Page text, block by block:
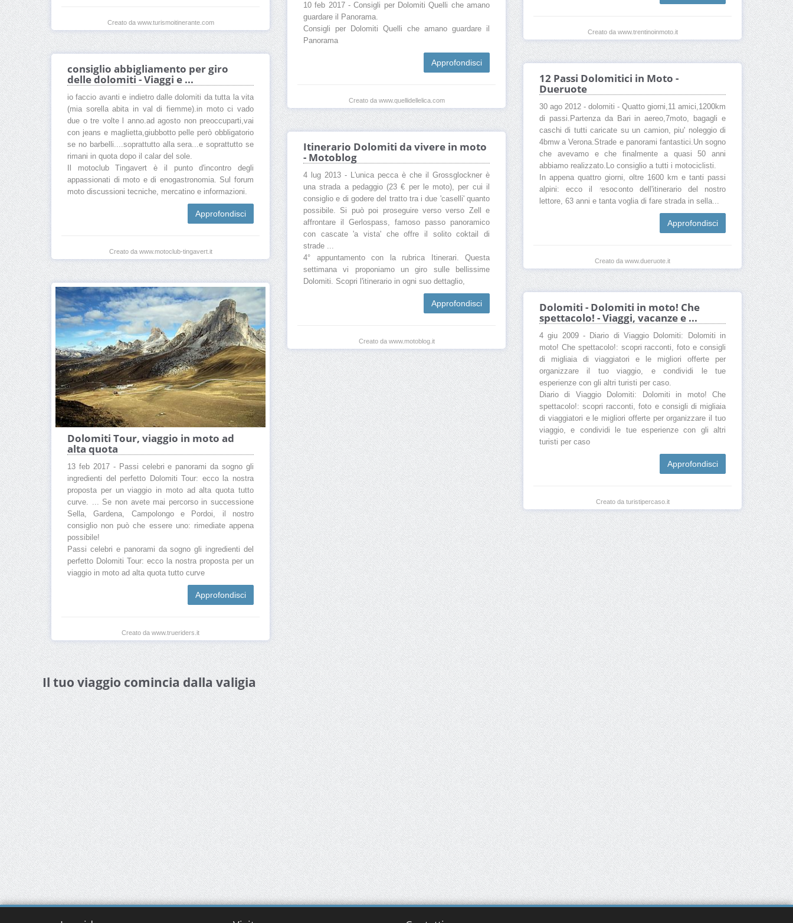
Creato da www.trentinoinmoto.it
Creato da www.turismoitinerante.com
10 feb 2017 - Consigli per Dolomiti Quelli che amano
guardare il Panorama.
Consigli per Dolomiti Quelli che amano guardare il
Panorama
Approfondisci
Creato da www.quellidellelica.com
consiglio abbigliamento per giro
delle dolomiti - Viaggi e ...
io faccio avanti e indietro dalle dolomiti da tutta la vita
(mia sorella abita in val di fiemme).in moto ci vado
due o tre volte l anno.ad agosto non preoccuparti,vai
con jeans e maglietta,giubbotto pelle però obbligatorio
se no barbelli....soprattutto alla sera...e soprattutto se
rimani in quota dopo il calar del sole.
Il motoclub Tingavert è il punto d'incontro degli
appassionati di moto e di enogastronomia. Sul forum
moto discussioni tecniche, mercatino e informazioni.
Approfondisci
Creato da www.motoclub-tingavert.it
12 Passi Dolomitici in Moto -
Dueruote
30 ago 2012 - dolomiti - Quatto giorni,11 amici,1200km
di passi.Partenza da Bari in aereo,7moto, bagagli e
caschi di tutti caricate su un camion, piu' noleggio di
4bmw a Verona.Strade e panorami fantastici.Un sogno
che avevamo e che finalmente a quasi 50 anni
abbiamo realizzato.Lo consiglio a tutti i motociclisti.
In appena quattro giorni, oltre 1600 km e tanti passi
alpini: ecco il resoconto dell'itinerario del nostro
lettore, 63 anni e tanta voglia di fare strada in sella...
Approfondisci
Creato da www.dueruote.it
Itinerario Dolomiti da vivere in moto
- Motoblog
4 lug 2013 - L'unica pecca è che il Grossglockner è
una strada a pedaggio (23 € per le moto), per cui il
consiglio e di godere del tratto tra i due 'caselli' quanto
possibile. Si può poi proseguire verso verso Zell e
affrontare il Gerlospass, famoso passo panoramico
con cascate 'a vista' che offre il solito coktail di
strade ...
4° appuntamento con la rubrica Itinerari. Questa
settimana vi proponiamo un giro sulle bellissime
Dolomiti. Scopri l'itinerario in ogni suo dettaglio,
Approfondisci
Creato da www.motoblog.it
Dolomiti Tour, viaggio in moto ad
alta quota
13 feb 2017 - Passi celebri e panorami da sogno gli
ingredienti del perfetto Dolomiti Tour: ecco la nostra
proposta per un viaggio in moto ad alta quota tutto
curve. ... Se non avete mai percorso in successione
Sella, Gardena, Campolongo e Pordoi, il nostro
consiglio non può che essere uno: rimediate appena
possibile!
Passi celebri e panorami da sogno gli ingredienti del
perfetto Dolomiti Tour: ecco la nostra proposta per un
viaggio in moto ad alta quota tutto curve
Approfondisci
Creato da www.trueriders.it
Dolomiti - Dolomiti in moto! Che
spettacolo! - Viaggi, vacanze e ...
4 giu 2009 - Diario di Viaggio Dolomiti: Dolomiti in
moto! Che spettacolo!: scopri racconti, foto e consigli
di migliaia di viaggiatori e le migliori offerte per
organizzare il tuo viaggio, e condividi le tue
esperienze con gli altri turisti per caso.
Diario di Viaggio Dolomiti: Dolomiti in moto! Che
spettacolo!: scopri racconti, foto e consigli di migliaia
di viaggiatori e le migliori offerte per organizzare il tuo
viaggio, e condividi le tue esperienze con gli altri
turisti per caso
Approfondisci
Creato da turistipercaso.it
Il tuo viaggio comincia dalla valigia